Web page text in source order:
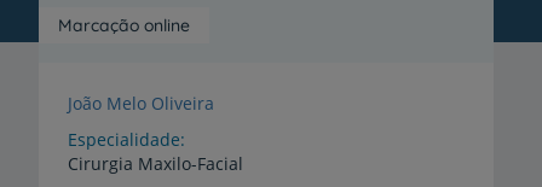
Marcação online
João Melo Oliveira
Especialidade
Cirurgia Maxilo-Facial